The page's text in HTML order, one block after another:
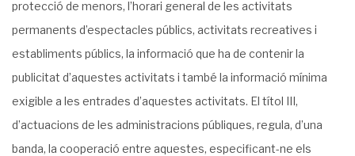
protecció de menors, l’horari general de les activitats
permanents d’espectacles públics, activitats recreatives i
establiments públics, la informació que ha de contenir la
publicitat d’aquestes activitats i també la informació mínima
exigible a les entrades d’aquestes activitats. El títol III,
d’actuacions de les administracions públiques, regula, d’una
banda, la cooperació entre aquestes, especificant-ne els